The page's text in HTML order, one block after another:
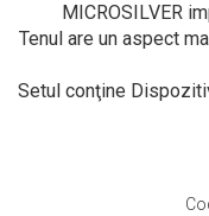
MICROSILVER
Tenul are un aspect
Setul conţine